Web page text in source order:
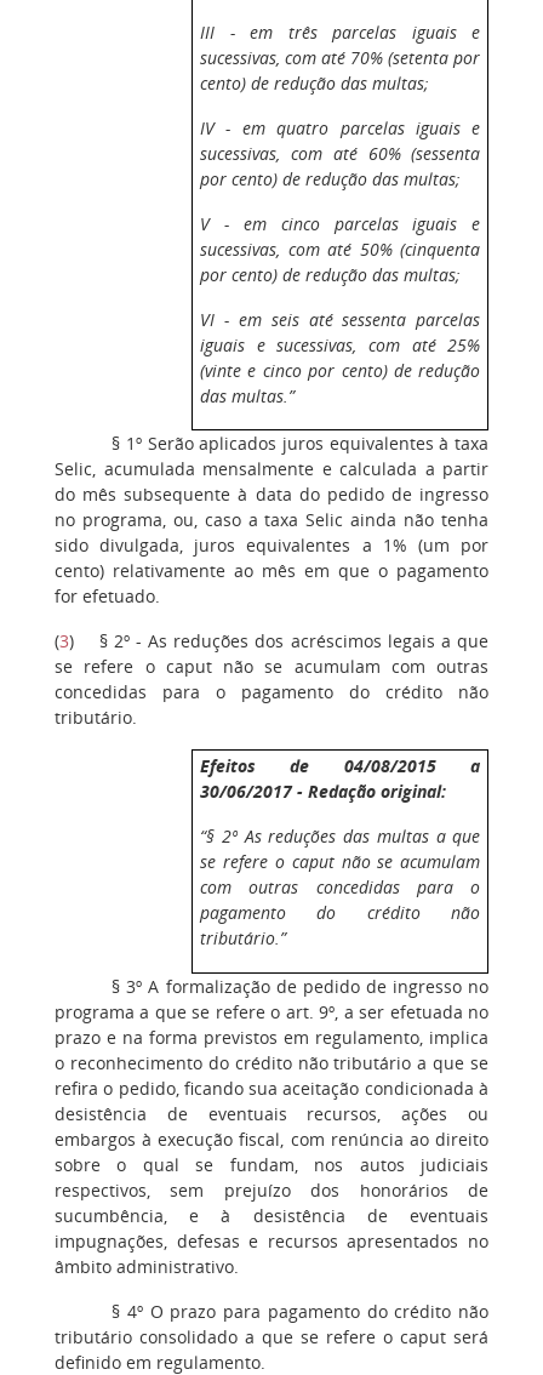
III - em três parcelas iguais e
sucessivas, com até 70% (setenta por
cento) de redução das multas;
IV - em quatro parcelas iguais e
sucessivas, com até 60% (sessenta
por cento) de redução das multas;
V - em cinco parcelas iguais e
sucessivas, com até 50% (cinquenta
por cento) de redução das multas;
VI - em seis até sessenta parcelas
iguais e sucessivas, com até 25%
(vinte e cinco por cento) de redução
das multas.”
§ 1º Serão aplicados juros equivalentes à taxa
Selic, acumulada mensalmente e calculada a partir
do mês subsequente à data do pedido de ingresso
no programa, ou, caso a taxa Selic ainda não tenha
sido divulgada, juros equivalentes a 1% (um por
cento) relativamente ao mês em que o pagamento
for efetuado.
(3) § 2º - As reduções dos acréscimos legais a que
se refere o caput não se acumulam com outras
concedidas para o pagamento do crédito não
tributário.
Efeitos de 04/08/2015 a
30/06/2017 - Redação original:
“§ 2º As reduções das multas a que
se refere o caput não se acumulam
com outras concedidas para o
pagamento do crédito não
tributário.”
§ 3º A formalização de pedido de ingresso no
programa a que se refere o art. 9º, a ser efetuada no
prazo e na forma previstos em regulamento, implica
o reconhecimento do crédito não tributário a que se
refira o pedido, ficando sua aceitação condicionada à
desistência de eventuais recursos, ações ou
embargos à execução fiscal, com renúncia ao direito
sobre o qual se fundam, nos autos judiciais
respectivos, sem prejuízo dos honorários de
sucumbência, e à desistência de eventuais
impugnações, defesas e recursos apresentados no
âmbito administrativo.
§ 4º O prazo para pagamento do crédito não
tributário consolidado a que se refere o caput será
definido em regulamento.